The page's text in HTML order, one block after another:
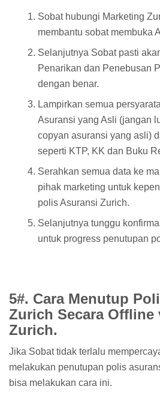
Sobat hubungi Marketing
membantu sobat membuka
Selanjutnya Sobat pasti
Penarikan dan Penebusan
dengan benar.
Lampirkan semua
Asuransi yang Asli (jangan
copyan asuransi yang asli)
seperti KTP, KK dan Buku
Serahkan semua data ke
pihak marketing untuk
polis Asuransi Zurich.
Selanjutnya tunggu
untuk progress penutupan
5#. Cara Menutup
Zurich Secara Offline
Zurich.
Jika Sobat tidak terlalu
melakukan penutupan polis
bisa melakukan cara ini.